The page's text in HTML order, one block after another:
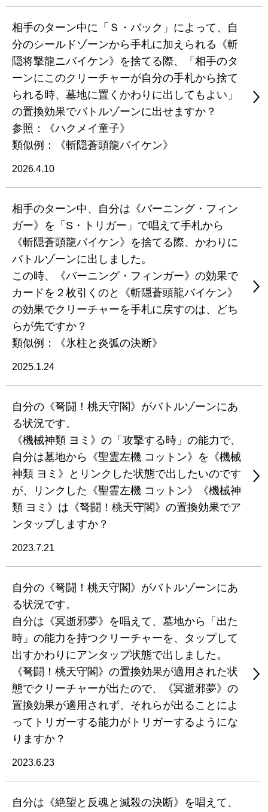
相手のターン中に「Ｓ・バック」によって、自
分のシールドゾーンから手札に加えられる《斬
隠将撃龍ニバイケン》を捨てる際、「相手のタ
ーンにこのクリーチャーが自分の手札から捨て
られる時、墓地に置くかわりに出してもよい」
の置換効果でバトルゾーンに出せますか？
参照：《ハクメイ童子》
類似例：《斬隠蒼頭龍バイケン》
2026.4.10
相手のターン中、自分は《バーニング・フィン
ガー》を「S・トリガー」で唱えて手札から
《斬隠蒼頭龍バイケン》を捨てる際、かわりに
バトルゾーンに出しました。
この時、《バーニング・フィンガー》の効果で
カードを２枚引くのと《斬隠蒼頭龍バイケン》
の効果でクリーチャーを手札に戻すのは、どち
らが先ですか？
類似例：《氷柱と炎弧の決断》
2025.1.24
自分の《弩闘！桃天守閣》がバトルゾーンにあ
る状況です。
《機械神類 ヨミ》の「攻撃する時」の能力で、
自分は墓地から《聖霊左機 コットン》を《機械
神類 ヨミ》とリンクした状態で出したいのです
が、リンクした《聖霊左機 コットン》《機械神
類 ヨミ》は《弩闘！桃天守閣》の置換効果でア
ンタップしますか？
2023.7.21
自分の《弩闘！桃天守閣》がバトルゾーンにあ
る状況です。
自分は《冥逝邪夢》を唱えて、墓地から「出た
時」の能力を持つクリーチャーを、タップして
出すかわりにアンタップ状態で出しました。
《弩闘！桃天守閣》の置換効果が適用された状
態でクリーチャーが出たので、《冥逝邪夢》の
置換効果が適用されず、それらが出ることによ
ってトリガーする能力がトリガーするようにな
りますか？
2023.6.23
自分は《絶望と反魂と滅殺の決断》を唱えて、